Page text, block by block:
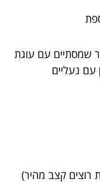
שמסתיים עם עוגת
עם נעליים
רוצים קצב מהיר)